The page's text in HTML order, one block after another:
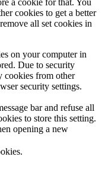
cookies to get a better
all set cookies in
on your computer in
Due to security
cookies from other
security settings.
bar and refuse all
to store this setting.
opening a new